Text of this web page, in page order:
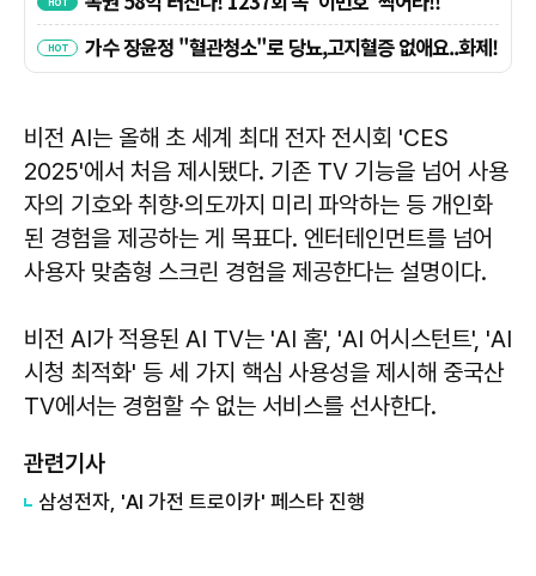
비전 AI는 올해 초 세계 최대 전자 전시회 'CES
2025'에서 처음 제시됐다. 기존 TV 기능을 넘어 사용
자의 기호와 취향·의도까지 미리 파악하는 등 개인화
된 경험을 제공하는 게 목표다. 엔터테인먼트를 넘어
사용자 맞춤형 스크린 경험을 제공한다는 설명이다.
비전 AI가 적용된 AI TV는 'AI 홈', 'AI 어시스턴트', 'AI
시청 최적화' 등 세 가지 핵심 사용성을 제시해 중국산
TV에서는 경험할 수 없는 서비스를 선사한다.
관련기사
삼성전자, 'AI 가전 트로이카' 페스타 진행